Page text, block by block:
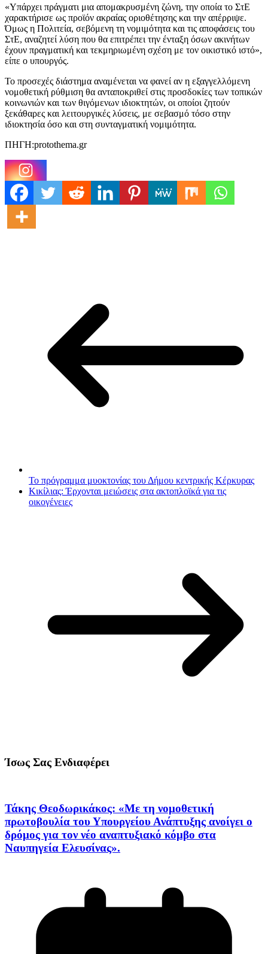
«Υπάρχει πράγματι μια απομακρυσμένη ζώνη, την οποία το ΣτΕ
χαρακτήρισε ως προϊόν ακραίας οριοθέτησης και την απέρριψε.
Όμως η Πολιτεία, σεβόμενη τη νομιμότητα και τις αποφάσεις του
ΣτΕ, αναζητεί λύση που θα επιτρέπει την ένταξη όσων ακινήτων
έχουν πραγματική και τεκμηριωμένη σχέση με τον οικιστικό ιστό»,
είπε ο υπουργός.
Το προσεχές διάστημα αναμένεται να φανεί αν η εξαγγελλόμενη
νομοθετική ρύθμιση θα ανταποκριθεί στις προσδοκίες των τοπικών
κοινωνιών και των θιγόμενων ιδιοκτητών, οι οποίοι ζητούν
ξεκάθαρες και λειτουργικές λύσεις, με σεβασμό τόσο στην
ιδιοκτησία όσο και στη συνταγματική νομιμότητα.
ΠΗΓΗ:protothema.gr
Το πρόγραμμα μυοκτονίας του Δήμου κεντρικής Κέρκυρας
Κικίλιας: Έρχονται μειώσεις στα ακτοπλοϊκά για τις
οικογένειες
Ίσως Σας Ενδιαφέρει
Τάκης Θεοδωρικάκος: «Mε τη νομοθετική
πρωτοβουλία του Υπουργείου Ανάπτυξης ανοίγει ο
δρόμος για τον νέο αναπτυξιακό κόμβο στα
Nαυπηγεία Ελευσίνας».